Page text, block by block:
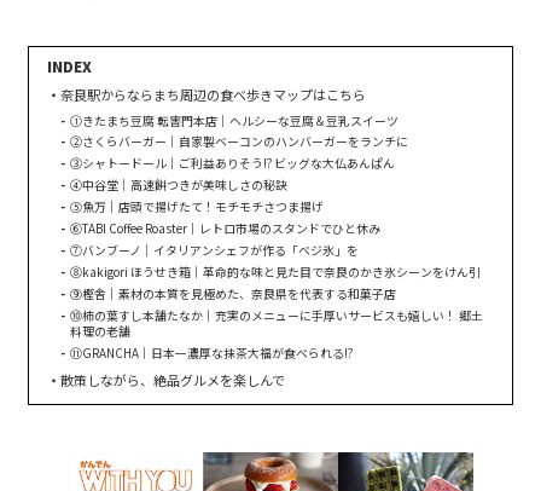
奈良駅からならまち周辺の食べ歩きマップはこちら
①きたまち豆腐 転害門本店｜ヘルシーな豆腐＆豆乳スイーツ
②さくらバーガー｜自家製ベーコンのハンバーガーをランチに
③シャトードール｜ご利益ありそう!? ビッグな大仏あんぱん
④中谷堂｜高速餅つきが美味しさの秘訣
⑤魚万｜店頭で揚げたて！モチモチさつま揚げ
⑥TABI Coffee Roaster｜レトロ市場のスタンドでひと休み
⑦バンブーノ｜イタリアンシェフが作る「ベジ氷」を
⑧kakigori ほうせき箱｜革命的な味と見た目で奈良のかき氷シーンをけん引
⑨樫舎｜素材の本質を見極めた、奈良県を代表する和菓子店
⑩柿の葉すし本舗たなか｜充実のメニューに手厚いサービスも嬉しい！ 郷土
料理の老舗
⑪GRANCHA｜日本一濃厚な抹茶大福が食べられる!?
散策しながら、絶品グルメを楽しんで